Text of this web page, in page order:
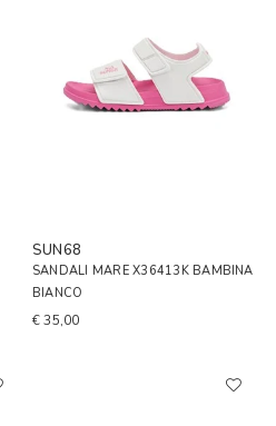
SUN68
SANDALI MARE X36413K BAMBINA
BIANCO
€ 35,00